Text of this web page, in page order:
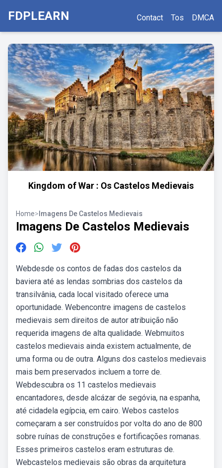
FDPLEARN Contact Tos DMCA
Kingdom of War : Os Castelos Medievais
Home> Imagens De Castelos Medievais
Imagens De Castelos Medievais
Webdesde os contos de fadas dos castelos da
baviera até as lendas sombrias dos castelos da
transilvânia, cada local visitado oferece uma
oportunidade. Webencontre imagens de castelos
medievais sem direitos de autor atribuição não
requerida imagens de alta qualidade. Webmuitos
castelos medievais ainda existem actualmente, de
uma forma ou de outra. Alguns dos castelos medievais
mais bem preservados incluem a torre de.
Webdescubra os 11 castelos medievais
encantadores, desde alcázar de segóvia, na espanha,
até cidadela egípcia, em cairo. Webos castelos
começaram a ser construídos por volta do ano de 800
sobre ruínas de construções e fortificações romanas.
Esses primeiros castelos eram estruturas de.
Webcastelos medievais são obras da arquitetura